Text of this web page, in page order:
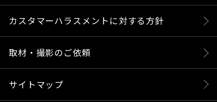
カスタマーハラスメントに対する方針
取材・撮影のご依頼
サイトマップ